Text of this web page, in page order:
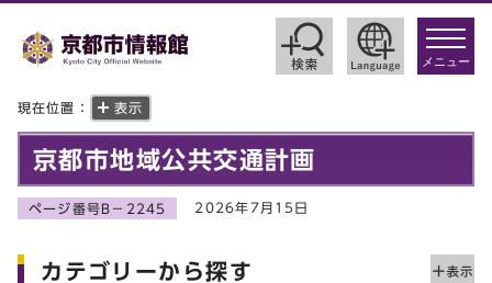
toggle
メニュー
現在位置： 表示
京都市地域公共交通計画
ページ番号B－2245 2026年7月15日
カテゴリーから探す